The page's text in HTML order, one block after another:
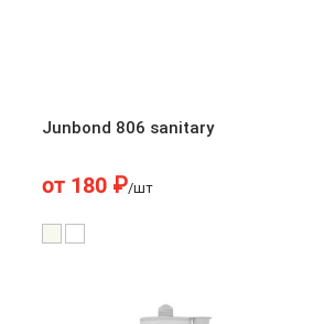
Junbond 806 sanitary
от 180₽/шт